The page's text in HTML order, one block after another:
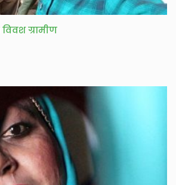
ग्रामीण